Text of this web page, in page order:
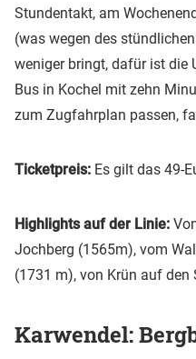
Stundentakt, am
(was wegen des
weniger bringt, dafür ist die
Bus in Kochel mit zehn
zum Zugfahrplan passen,
Ticketpreis: Es gilt das 49-
Highlights auf der Linie:
Jochberg (1565m), vom
(1731 m), von Krün auf
Karwendel: